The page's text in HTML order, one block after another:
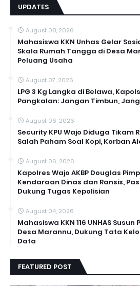
UPDATES
August 08, 2026
Mahasiswa KKN Unhas Gelar
Skala Rumah Tangga di Desa
Peluang Usaha
August 07, 2026
LPG 3 Kg Langka di Belawa,
Pangkalan: Jangan Timbun,
August 06, 2026
Security KPU Wajo Diduga Tikam
Salah Paham Soal Kopi, Korban
August 06, 2026
Kapolres Wajo AKBP Douglas
Kendaraan Dinas dan Ransis,
Dukung Tugas Kepolisian
August 04, 2026
Mahasiswa KKN 116 UNHAS
Desa Marannu, Dukung Tata
Data
FEATURED POST